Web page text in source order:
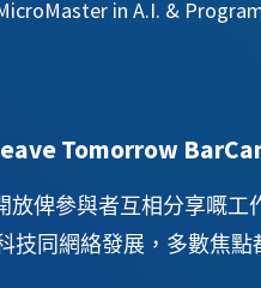
in A.I. &
Tomorrow
放俾參與者互相分享嘅
技同網絡發展，多數焦點